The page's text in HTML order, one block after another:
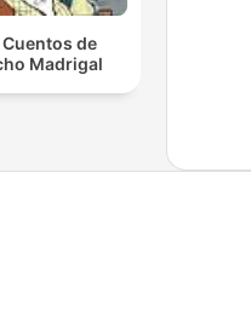
Cuentos de
Madrigal